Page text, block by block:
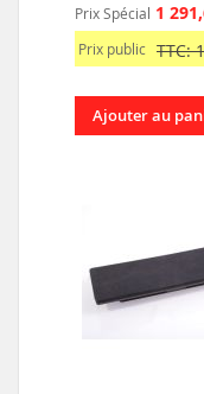
Prix Spécial 1
Prix public TTC:
Ajouter au